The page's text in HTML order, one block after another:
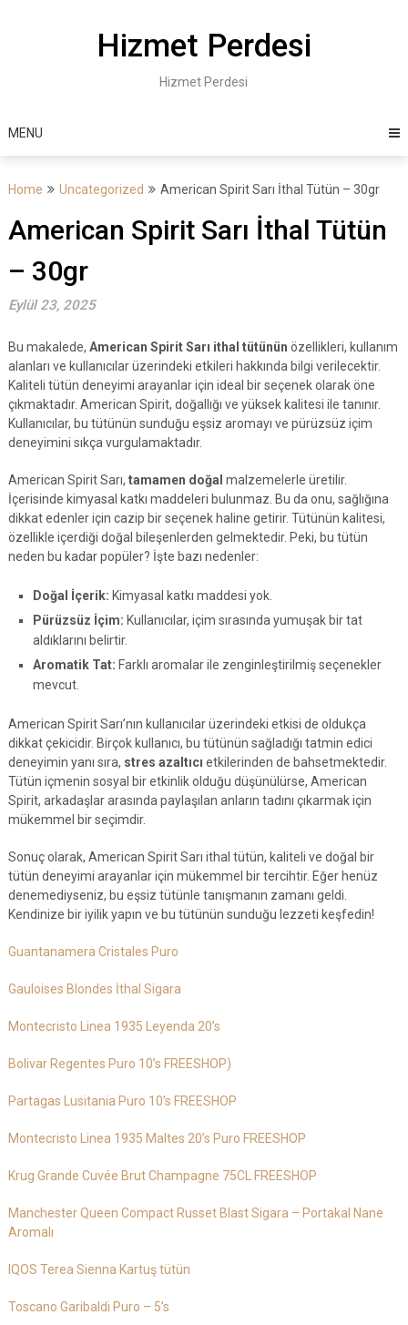
Hizmet Perdesi
Hizmet Perdesi
MENU
Home Uncategorized American Spirit Sarı İthal Tütün – 30gr
American Spirit Sarı İthal Tütün
– 30gr
Eylül 23, 2025
Bu makalede, American Spirit Sarı ithal tütünün özellikleri, kullanım
alanları ve kullanıcılar üzerindeki etkileri hakkında bilgi verilecektir.
Kaliteli tütün deneyimi arayanlar için ideal bir seçenek olarak öne
çıkmaktadır. American Spirit, doğallığı ve yüksek kalitesi ile tanınır.
Kullanıcılar, bu tütünün sunduğu eşsiz aromayı ve pürüzsüz içim
deneyimini sıkça vurgulamaktadır.
American Spirit Sarı, tamamen doğal malzemelerle üretilir.
İçerisinde kimyasal katkı maddeleri bulunmaz. Bu da onu, sağlığına
dikkat edenler için cazip bir seçenek haline getirir. Tütünün kalitesi,
özellikle içerdiği doğal bileşenlerden gelmektedir. Peki, bu tütün
neden bu kadar popüler? İşte bazı nedenler:
Doğal İçerik: Kimyasal katkı maddesi yok.
Pürüzsüz İçim: Kullanıcılar, içim sırasında yumuşak bir tat
aldıklarını belirtir.
Aromatik Tat: Farklı aromalar ile zenginleştirilmiş seçenekler
mevcut.
American Spirit Sarı’nın kullanıcılar üzerindeki etkisi de oldukça
dikkat çekicidir. Birçok kullanıcı, bu tütünün sağladığı tatmin edici
deneyimin yanı sıra, stres azaltıcı etkilerinden de bahsetmektedir.
Tütün içmenin sosyal bir etkinlik olduğu düşünülürse, American
Spirit, arkadaşlar arasında paylaşılan anların tadını çıkarmak için
mükemmel bir seçimdir.
Sonuç olarak, American Spirit Sarı ithal tütün, kaliteli ve doğal bir
tütün deneyimi arayanlar için mükemmel bir tercihtir. Eğer henüz
denemediyseniz, bu eşsiz tütünle tanışmanın zamanı geldi.
Kendinize bir iyilik yapın ve bu tütünün sunduğu lezzeti keşfedin!
Guantanamera Cristales Puro
Gauloises Blondes İthal Sigara
Montecristo Linea 1935 Leyenda 20’s
Bolivar Regentes Puro 10’s FREESHOP)
Partagas Lusitania Puro 10’s FREESHOP
Montecristo Linea 1935 Maltes 20’s Puro FREESHOP
Krug Grande Cuvée Brut Champagne 75CL FREESHOP
Manchester Queen Compact Russet Blast Sigara – Portakal Nane
Aromalı
IQOS Terea Sienna Kartuş tütün
Toscano Garibaldi Puro – 5’s